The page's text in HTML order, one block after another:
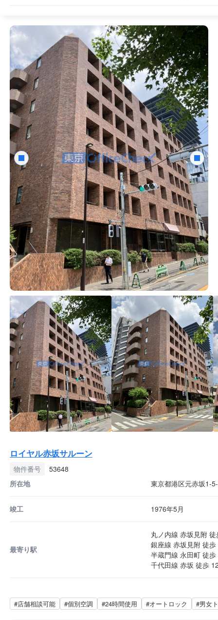
ロイヤル赤坂サルーン
物件番号
53648
所在地
東京都港区元赤坂1-
竣工 1976年5月
最寄り駅
丸ノ内線 赤坂見附
銀座線 赤坂見附 徒歩
半蔵門線 永田町 徒
千代田線 赤坂 徒歩
#店舗相談可能 #個別空調 #24時間使用 #オートロック #男女